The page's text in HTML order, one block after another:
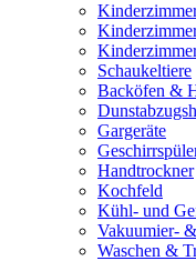
Schaukeltiere
Backöfen &
Gargeräte
Handtrockner
Kochfeld
Kühl- und
Vakuumier-
Waschen &